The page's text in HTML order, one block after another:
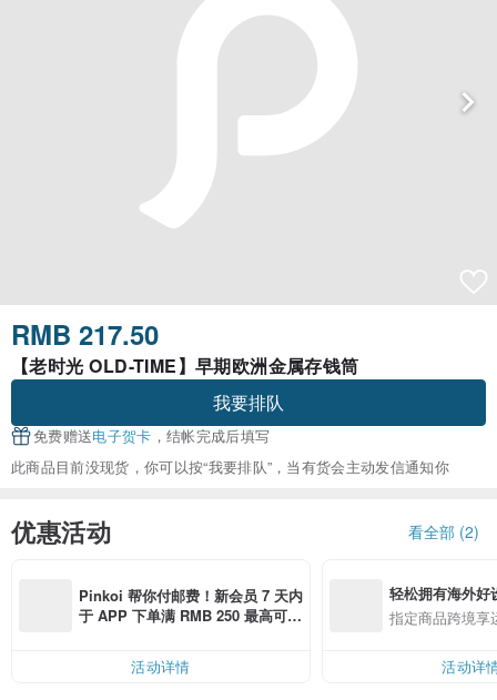
RMB 217.50
【老时光 OLD-TIME】早期欧洲金属存钱筒
我要排队
免费赠送电子贺卡 ，结帐完成后填写
此商品目前没现货，你可以按“我要排队”，当有货会主动发信通知你
优惠活动 看全部 (2)
Pinkoi 帮你付邮费！新会员 7 天内
于 APP 下单满 RMB 250 最高可折
活动详情
轻松拥有海外好
指定商品跨境享
活动详